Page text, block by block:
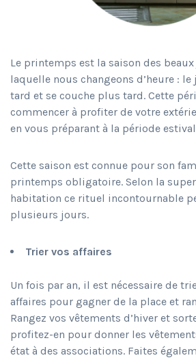
Le printemps est la saison des
laquelle nous changeons d’heure :
tard et se couche plus tard. Cette
commencer à profiter de votre
en vous préparant à la période
Cette saison est connue pour son
printemps obligatoire. Selon la
habitation ce rituel incontournable
plusieurs jours.
Trier vos affaires
Un fois par an, il est nécessaire de
affaires pour gagner de la place et
Rangez vos vêtements d’hiver et
profitez-en pour donner les
état à des associations. Faites